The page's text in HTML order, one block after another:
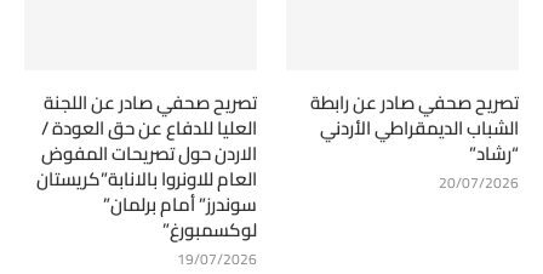
تصريح صحفي صادر عن رابطة
الشباب الديمقراطي الأردني
“رشاد”
20/07/2026
تصريح صحفي صادر عن اللجنة
العليا للدفاع عن حق العودة /
الاردن حول تصريحات المفوض
العام للاونروا بالانابة”كريستان
سوندرز” أمام برلمان”
لوكسمبورغ”
19/07/2026